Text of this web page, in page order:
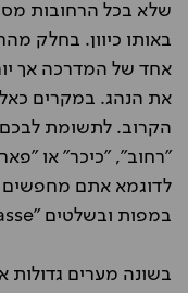
שלא בכל הרחובות
באותו כיוון. בחלק
אחד של המדרכה אך
את הנהג. במקרים
הקרוב. לתשומת לבכם,
"רחוב", "כיכר" או
במפות ובשלטים "Krausenstrasse".
בשונה מערים גדולות